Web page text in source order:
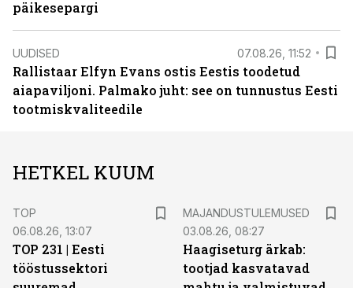
päikesepargi
UUDISED 07.08.26, 11:52
Rallistaar Elfyn Evans ostis Eestis toodetud
aiapaviljoni. Palmako juht: see on tunnustus Eesti
tootmiskvaliteedile
HETKEL KUUM
TOP
06.08.26, 13:07
TOP 231 | Eesti
tööstussektori
MAJANDUSTULEMUSED
03.08.26, 08:27
Haagiseturg ärkab:
tootjad kasvatavad